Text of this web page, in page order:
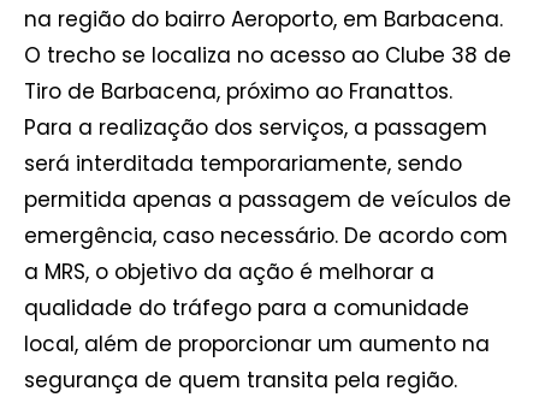
na região do bairro Aeroporto, em Barbacena.
O trecho se localiza no acesso ao Clube 38 de
Tiro de Barbacena, próximo ao Franattos.
Para a realização dos serviços, a passagem
será interditada temporariamente, sendo
permitida apenas a passagem de veículos de
emergência, caso necessário. De acordo com
a MRS, o objetivo da ação é melhorar a
qualidade do tráfego para a comunidade
local, além de proporcionar um aumento na
segurança de quem transita pela região.